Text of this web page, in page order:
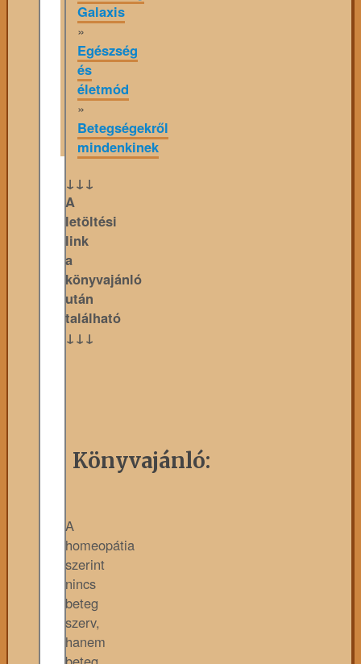
Galaxis
»
Egészség
és
életmód
»
Betegségekről
mindenkinek
↓↓↓
A
letöltési
link
a
könyvajánló
után
található
↓↓↓
Könyvajánló:
A
homeopátia
szerint
nincs
beteg
szerv,
hanem